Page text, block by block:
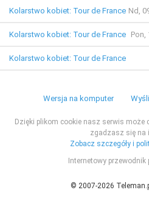
Kolarstwo kobiet: Tour de France Nd,
Kolarstwo kobiet: Tour de France Pon,
Kolarstwo kobiet: Tour de France
Wersja na komputer
Dzięki plikom cookie nasz serwis może
zgadzasz się na
Zobacz szczegóły i
Internetowy przewodnik
© 2007-2026